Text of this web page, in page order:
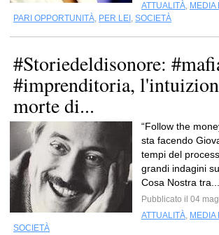
ATTUALITÀ, MEDIA
PARI OPPORTUNITÀ, PER LEI , SOCIETÀ
#Storiedeldisonore:
#imprenditoria,
morte di...
“Follow the
sta facendo
tempi del
grandi indagini
Cosa Nostra tra...
Pubblicato il 04
ATTUALITÀ, MEDIA
SOCIETÀ